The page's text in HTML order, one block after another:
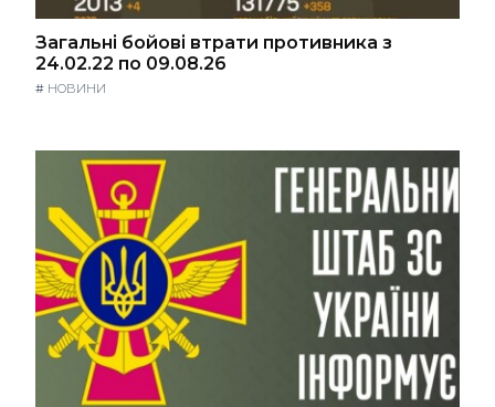
Загальні бойові втрати противника з
24.02.22 по 09.08.26
# НОВИНИ